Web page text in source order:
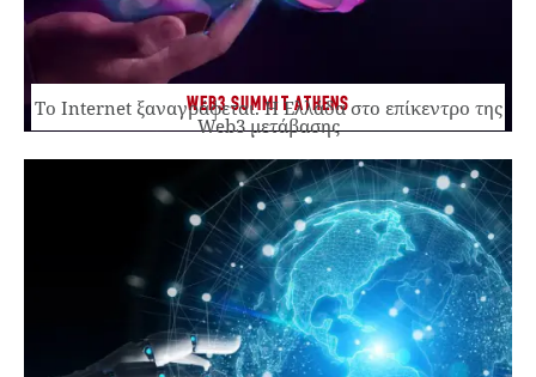
WEB3 SUMMIT ATHENS
Το Internet ξαναγράφεται. Η Ελλάδα στο επίκεντρο της
Web3 μετάβασης